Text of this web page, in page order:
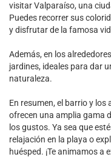
visitar Valparaíso, una
Puedes recorrer sus
y disfrutar de la famosa
Además, en los
jardines, ideales para dar
naturaleza.
En resumen, el barrio y
ofrecen una amplia gama
los gustos. Ya sea que
relajación en la playa o
huésped. ¡Te animamos